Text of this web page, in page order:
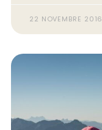
22 NOVEMBRE 2016